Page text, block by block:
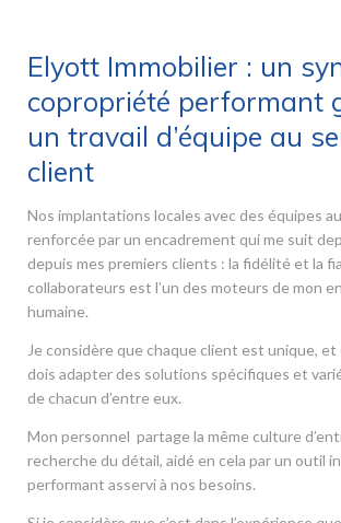
Elyott Immobilier : un
copropriété performant
un travail d’équipe au
client
Nos implantations locales avec des équipes
renforcée par un encadrement qui me suit
depuis mes premiers clients : la fidélité et la
collaborateurs est l’un des moteurs de mon
humaine.
Je considère que chaque client est unique, et
dois adapter des solutions spécifiques et
de chacun d’entre eux.
Mon personnel partage la même culture
recherche du détail, aidé en cela par un outil
performant asservi à nos besoins.